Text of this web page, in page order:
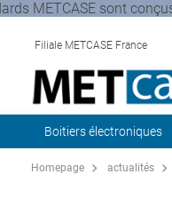
METCASE sont
Filiale METCASE France
Boitiers électroniques
Homepage actualités